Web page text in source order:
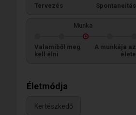
Tervezés Spontaneitás
Munka
Valamiből meg
kell élni
A munkája az
élete
Életmódja
Kertészkedő